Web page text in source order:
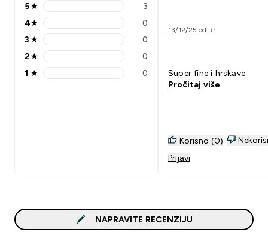
5 stars rating 3 reviews
5★ 3
4 stars rating 0 reviews
4★ 0
3 stars rating 0 reviews
3 ★ 0
2 stars rating 0 reviews
2★ 0
1 stars rating 0 reviews
1 ★ 0
13/12/25 od Rr
Super fine i hrskave
Pročitaj više
Korisno (0)
Prijavi
NAPRAVITE RECENZIJU